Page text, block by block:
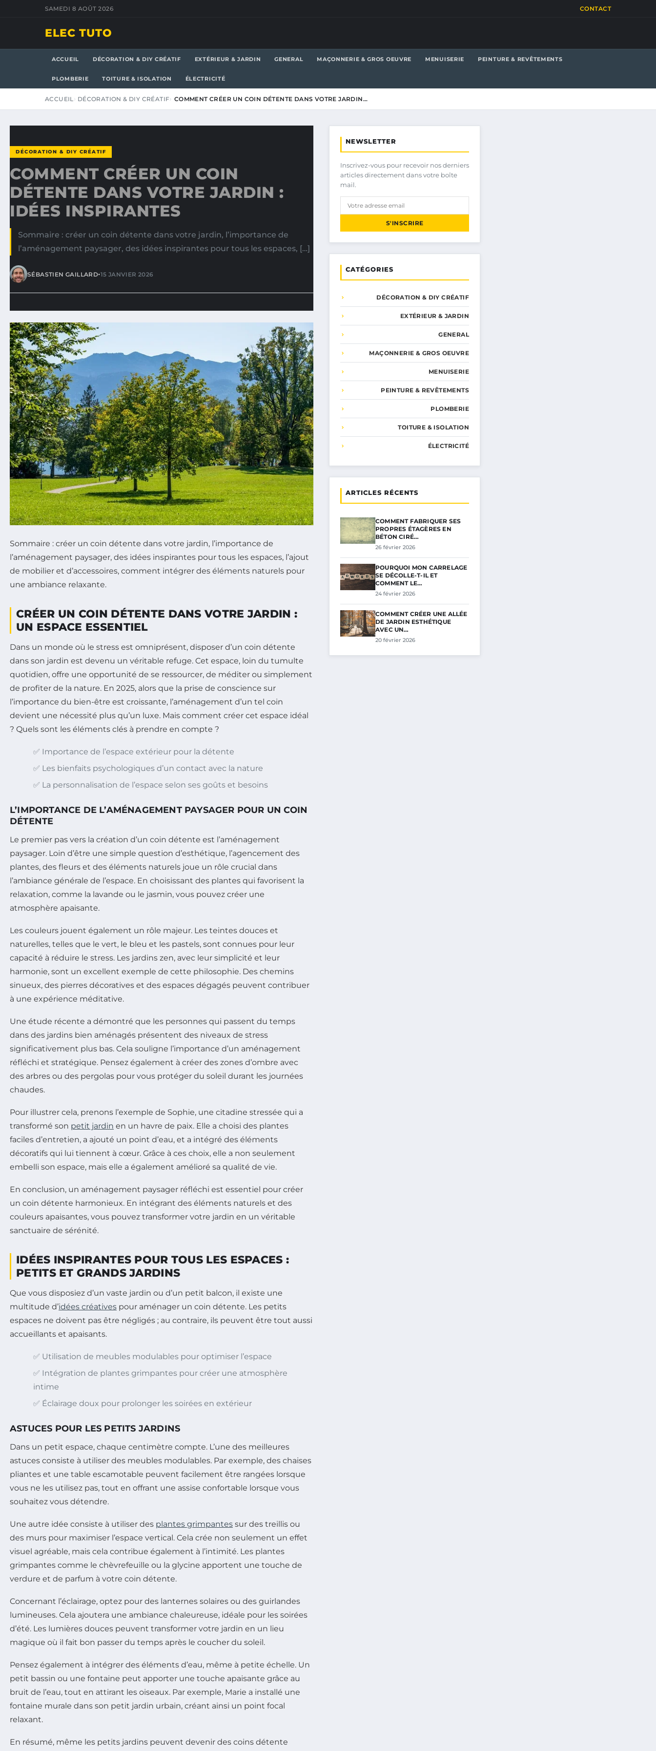
SAMEDI 8 AOÛT 2026 CONTACT
ELEC TUTO
ACCUEIL DÉCORATION & DIY CRÉATIF EXTÉRIEUR & JARDIN GENERAL MAÇONNERIE & GROS OEUVRE MENUISERIE PEINTURE & REVÊTEMENTS
PLOMBERIE TOITURE & ISOLATION ÉLECTRICITÉ
ACCUEIL DÉCORATION & DIY CRÉATIF COMMENT CRÉER UN COIN DÉTENTE DANS VOTRE JARDIN…
DÉCORATION & DIY CRÉATIF
COMMENT CRÉER UN COIN
DÉTENTE DANS VOTRE JARDIN :
IDÉES INSPIRANTES
Sommaire : créer un coin détente dans votre jardin, l’importance de
l’aménagement paysager, des idées inspirantes pour tous les espaces, […]
SÉBASTIEN GAILLARD•15 JANVIER 2026
Sommaire : créer un coin détente dans votre jardin, l’importance de
l’aménagement paysager, des idées inspirantes pour tous les espaces, l’ajout
de mobilier et d’accessoires, comment intégrer des éléments naturels pour
une ambiance relaxante.
CRÉER UN COIN DÉTENTE DANS VOTRE JARDIN :
UN ESPACE ESSENTIEL
Dans un monde où le stress est omniprésent, disposer d’un coin détente
dans son jardin est devenu un véritable refuge. Cet espace, loin du tumulte
quotidien, offre une opportunité de se ressourcer, de méditer ou simplement
de profiter de la nature. En 2025, alors que la prise de conscience sur
l’importance du bien-être est croissante, l’aménagement d’un tel coin
devient une nécessité plus qu’un luxe. Mais comment créer cet espace idéal
? Quels sont les éléments clés à prendre en compte ?
✅ Importance de l’espace extérieur pour la détente
✅ Les bienfaits psychologiques d’un contact avec la nature
✅ La personnalisation de l’espace selon ses goûts et besoins
L’IMPORTANCE DE L’AMÉNAGEMENT PAYSAGER POUR UN COIN
DÉTENTE
Le premier pas vers la création d’un coin détente est l’aménagement
paysager. Loin d’être une simple question d’esthétique, l’agencement des
plantes, des fleurs et des éléments naturels joue un rôle crucial dans
l’ambiance générale de l’espace. En choisissant des plantes qui favorisent la
relaxation, comme la lavande ou le jasmin, vous pouvez créer une
atmosphère apaisante.
Les couleurs jouent également un rôle majeur. Les teintes douces et
naturelles, telles que le vert, le bleu et les pastels, sont connues pour leur
capacité à réduire le stress. Les jardins zen, avec leur simplicité et leur
harmonie, sont un excellent exemple de cette philosophie. Des chemins
sinueux, des pierres décoratives et des espaces dégagés peuvent contribuer
à une expérience méditative.
Une étude récente a démontré que les personnes qui passent du temps
dans des jardins bien aménagés présentent des niveaux de stress
significativement plus bas. Cela souligne l’importance d’un aménagement
réfléchi et stratégique. Pensez également à créer des zones d’ombre avec
des arbres ou des pergolas pour vous protéger du soleil durant les journées
chaudes.
Pour illustrer cela, prenons l’exemple de Sophie, une citadine stressée qui a
transformé son petit jardin en un havre de paix. Elle a choisi des plantes
faciles d’entretien, a ajouté un point d’eau, et a intégré des éléments
décoratifs qui lui tiennent à cœur. Grâce à ces choix, elle a non seulement
embelli son espace, mais elle a également amélioré sa qualité de vie.
En conclusion, un aménagement paysager réfléchi est essentiel pour créer
un coin détente harmonieux. En intégrant des éléments naturels et des
couleurs apaisantes, vous pouvez transformer votre jardin en un véritable
sanctuaire de sérénité.
IDÉES INSPIRANTES POUR TOUS LES ESPACES :
PETITS ET GRANDS JARDINS
Que vous disposiez d’un vaste jardin ou d’un petit balcon, il existe une
multitude d’idées créatives pour aménager un coin détente. Les petits
espaces ne doivent pas être négligés ; au contraire, ils peuvent être tout aussi
accueillants et apaisants.
✅ Utilisation de meubles modulables pour optimiser l’espace
✅ Intégration de plantes grimpantes pour créer une atmosphère
intime
✅ Éclairage doux pour prolonger les soirées en extérieur
ASTUCES POUR LES PETITS JARDINS
Dans un petit espace, chaque centimètre compte. L’une des meilleures
astuces consiste à utiliser des meubles modulables. Par exemple, des chaises
pliantes et une table escamotable peuvent facilement être rangées lorsque
vous ne les utilisez pas, tout en offrant une assise confortable lorsque vous
souhaitez vous détendre.
Une autre idée consiste à utiliser des plantes grimpantes sur des treillis ou
des murs pour maximiser l’espace vertical. Cela crée non seulement un effet
visuel agréable, mais cela contribue également à l’intimité. Les plantes
grimpantes comme le chèvrefeuille ou la glycine apportent une touche de
verdure et de parfum à votre coin détente.
Concernant l’éclairage, optez pour des lanternes solaires ou des guirlandes
lumineuses. Cela ajoutera une ambiance chaleureuse, idéale pour les soirées
d’été. Les lumières douces peuvent transformer votre jardin en un lieu
magique où il fait bon passer du temps après le coucher du soleil.
Pensez également à intégrer des éléments d’eau, même à petite échelle. Un
petit bassin ou une fontaine peut apporter une touche apaisante grâce au
bruit de l’eau, tout en attirant les oiseaux. Par exemple, Marie a installé une
fontaine murale dans son petit jardin urbain, créant ainsi un point focal
relaxant.
En résumé, même les petits jardins peuvent devenir des coins détente
NEWSLETTER
Inscrivez-vous pour recevoir nos derniers
articles directement dans votre boîte
mail.
S'INSCRIRE
CATÉGORIES
DÉCORATION & DIY CRÉATIF
EXTÉRIEUR & JARDIN
GENERAL
MAÇONNERIE & GROS OEUVRE
MENUISERIE
PEINTURE & REVÊTEMENTS
PLOMBERIE
TOITURE & ISOLATION
ÉLECTRICITÉ
ARTICLES RÉCENTS
COMMENT FABRIQUER SES
PROPRES ÉTAGÈRES EN
BÉTON CIRÉ…
26 février 2026
POURQUOI MON CARRELAGE
SE DÉCOLLE-T-IL ET
COMMENT LE…
24 février 2026
COMMENT CRÉER UNE ALLÉE
DE JARDIN ESTHÉTIQUE
AVEC UN…
20 février 2026